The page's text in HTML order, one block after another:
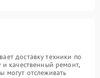
доставку техники по
и качественный ремонт,
могут отслеживать